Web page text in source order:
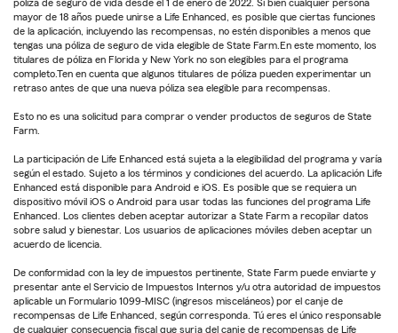
póliza de seguro de vida desde el 1 de enero de 2022. Si bien cualquier persona
mayor de 18 años puede unirse a Life Enhanced, es posible que ciertas funciones
de la aplicación, incluyendo las recompensas, no estén disponibles a menos que
tengas una póliza de seguro de vida elegible de State Farm.En este momento, los
titulares de póliza en Florida y New York no son elegibles para el programa
completo.Ten en cuenta que algunos titulares de póliza pueden experimentar un
retraso antes de que una nueva póliza sea elegible para recompensas.
Esto no es una solicitud para comprar o vender productos de seguros de State
Farm.
La participación de Life Enhanced está sujeta a la elegibilidad del programa y varía
según el estado. Sujeto a los términos y condiciones del acuerdo. La aplicación Life
Enhanced está disponible para Android e iOS. Es posible que se requiera un
dispositivo móvil iOS o Android para usar todas las funciones del programa Life
Enhanced. Los clientes deben aceptar autorizar a State Farm a recopilar datos
sobre salud y bienestar. Los usuarios de aplicaciones móviles deben aceptar un
acuerdo de licencia.
De conformidad con la ley de impuestos pertinente, State Farm puede enviarte y
presentar ante el Servicio de Impuestos Internos y/u otra autoridad de impuestos
aplicable un Formulario 1099-MISC (ingresos misceláneos) por el canje de
recompensas de Life Enhanced, según corresponda. Tú eres el único responsable
de cualquier consecuencia fiscal que surja del canje de recompensas de Life